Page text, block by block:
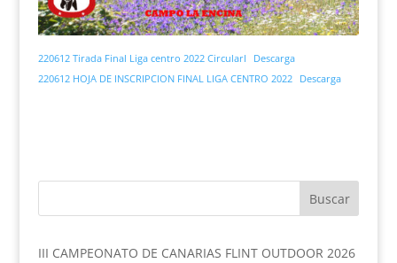
220612 Tirada Final Liga centro 2022 CircularI
Descarga
220612 HOJA DE INSCRIPCION FINAL LIGA CENTRO 2022
Descarga
III CAMPEONATO DE CANARIAS FLINT OUTDOOR 2026